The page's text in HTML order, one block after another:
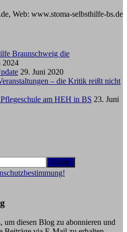
Web: www.stoma-selbsthilfe-bs.de
Braunschweig die
2024
29. Juni 2020
– die Kritik reißt nicht
am HEH in BS 23. Juni
diesen Blog zu abonnieren und